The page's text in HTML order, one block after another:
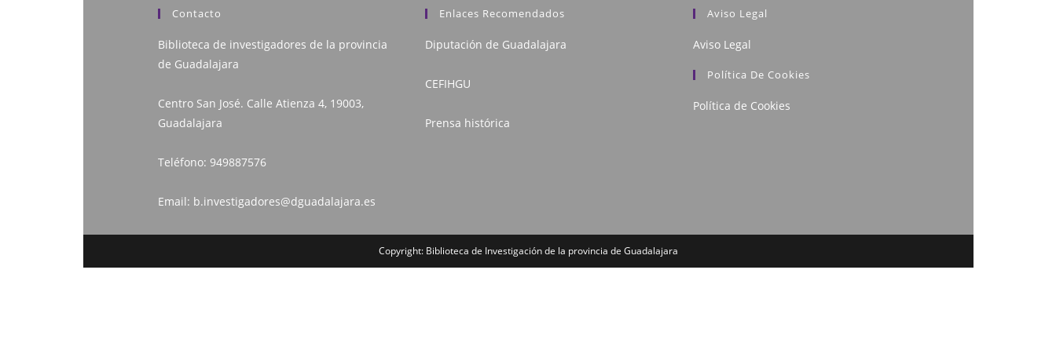
Contacto
Biblioteca de investigadores de la provincia
de Guadalajara
Centro San José. Calle Atienza 4, 19003,
Guadalajara
Teléfono: 949887576
Email: b.investigadores@dguadalajara.es
Enlaces Recomendados
Diputación de Guadalajara
CEFIHGU
Prensa histórica
Aviso Legal
Aviso Legal
Política De Cookies
Política de Cookies
Copyright: Biblioteca de Investigación de la provincia de Guadalajara